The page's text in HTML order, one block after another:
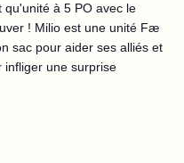
qu'unité à 5 PO avec le
! Milio est une unité Fæ
sac pour aider ses alliés et
infliger une surprise